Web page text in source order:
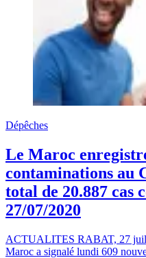
Dépêches
Le Maroc
contaminations au
total de 20.887 cas
27/07/2020
ACTUALITES RABAT, 27
Maroc a signalé lundi 609